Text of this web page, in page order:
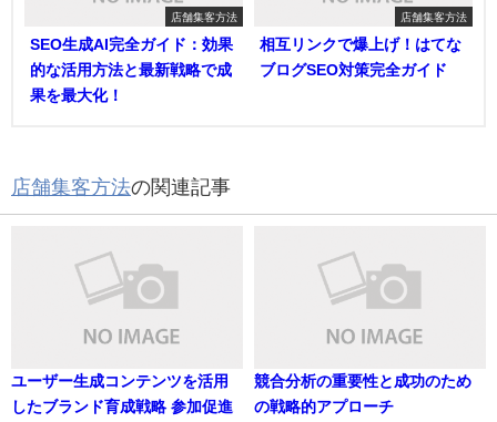
店舗集客方法
SEO生成AI完全ガイド：効果
的な活用方法と最新戦略で成
果を最大化！
店舗集客方法
相互リンクで爆上げ！はてな
ブログSEO対策完全ガイド
店舗集客方法の関連記事
ユーザー生成コンテンツを活用
したブランド育成戦略 参加促進
競合分析の重要性と成功のため
の戦略的アプローチ